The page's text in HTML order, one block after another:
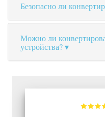
Безопасно ли
Можно ли
устройства?